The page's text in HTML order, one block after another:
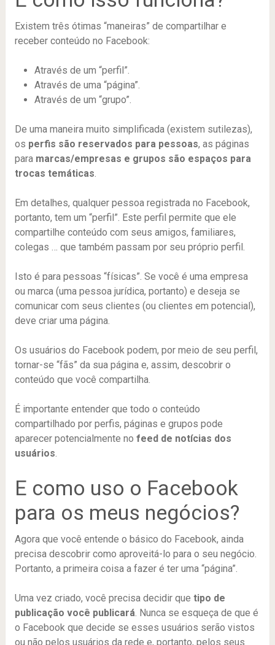
Existem três ótimas “maneiras” de compartilhar e
receber conteúdo no Facebook:
Através de um “perfil”.
Através de uma “página”.
Através de um “grupo”.
De uma maneira muito simplificada (existem sutilezas),
os perfis são reservados para pessoas, as páginas
para marcas/empresas e grupos são espaços para
trocas temáticas.
Em detalhes, qualquer pessoa registrada no Facebook,
portanto, tem um “perfil”. Este perfil permite que ele
compartilhe conteúdo com seus amigos, familiares,
colegas … que também passam por seu próprio perfil.
Isto é para pessoas “físicas”. Se você é uma empresa
ou marca (uma pessoa jurídica, portanto) e deseja se
comunicar com seus clientes (ou clientes em potencial),
deve criar uma página.
Os usuários do Facebook podem, por meio de seu perfil,
tornar-se “fãs” da sua página e, assim, descobrir o
conteúdo que você compartilha.
É importante entender que todo o conteúdo
compartilhado por perfis, páginas e grupos pode
aparecer potencialmente no feed de notícias dos
usuários.
E como uso o Facebook
para os meus negócios?
Agora que você entende o básico do Facebook, ainda
precisa descobrir como aproveitá-lo para o seu negócio.
Portanto, a primeira coisa a fazer é ter uma “página”.
Uma vez criado, você precisa decidir que tipo de
publicação você publicará. Nunca se esqueça de que é
o Facebook que decide se esses usuários serão vistos
ou não pelos usuários da rede e, portanto, pelos seus